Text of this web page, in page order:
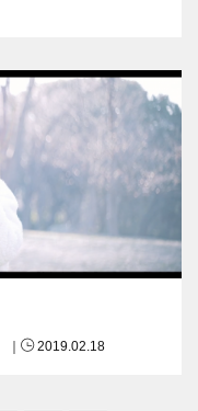
2019.02.18